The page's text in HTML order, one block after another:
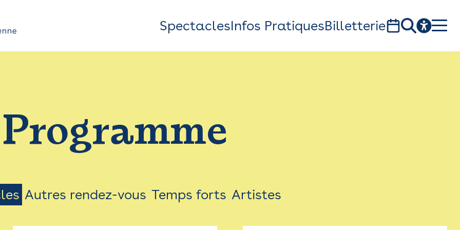
Top
Bar
Menu
SpectaclesInfos PratiquesBilletterie
1, av. du Chateau d'eau - 31300 Toulouse
Programme
Autres rendez-vous Temps forts Artistes